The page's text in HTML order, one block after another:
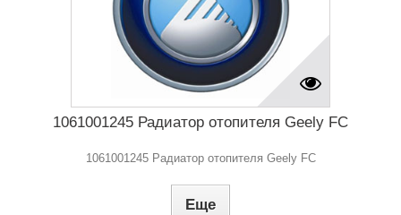
1061001245 Радиатор отопителя Geely FC
1061001245 Радиатор отопителя Geely FC
Еще